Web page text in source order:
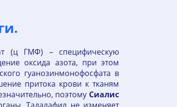
(ц ГМФ) – специфическую
оксида азота, при этом
гуанозинмонофосфата в
притока крови к тканям
поэтому Сиалис